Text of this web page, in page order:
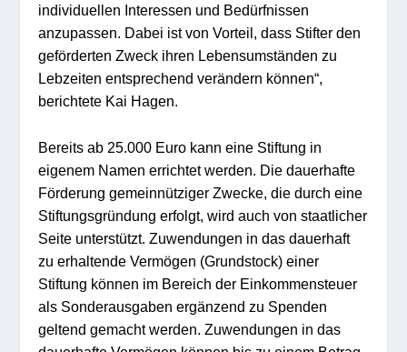
individuellen Interessen und Bedürfnissen
anzupassen. Dabei ist von Vorteil, dass Stifter den
geförderten Zweck ihren Lebensumständen zu
Lebzeiten entsprechend verändern können“,
berichtete Kai Hagen.
Bereits ab 25.000 Euro kann eine Stiftung in
eigenem Namen errichtet werden. Die dauerhafte
Förderung gemeinnütziger Zwecke, die durch eine
Stiftungsgründung erfolgt, wird auch von staatlicher
Seite unterstützt. Zuwendungen in das dauerhaft
zu erhaltende Vermögen (Grundstock) einer
Stiftung können im Bereich der Einkommensteuer
als Sonderausgaben ergänzend zu Spenden
geltend gemacht werden. Zuwendungen in das